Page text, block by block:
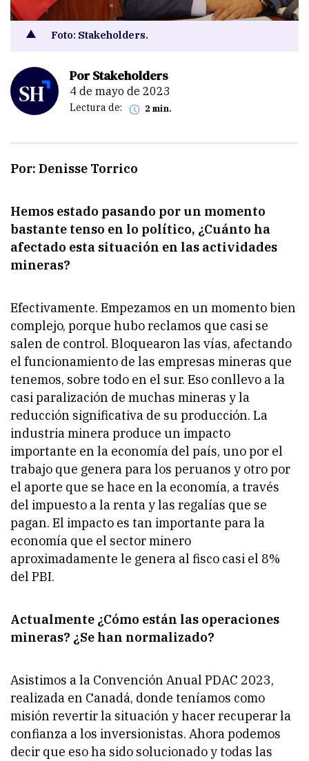
Foto: Stakeholders.
Por Stakeholders
4 de mayo de 2023
Lectura de: 2 min.
Por: Denisse Torrico
Hemos estado pasando por un momento
bastante tenso en lo político, ¿Cuánto ha
afectado esta situación en las actividades
mineras?
Efectivamente. Empezamos en un momento bien
complejo, porque hubo reclamos que casi se
salen de control. Bloquearon las vías, afectando
el funcionamiento de las empresas mineras que
tenemos, sobre todo en el sur. Eso conllevo a la
casi paralización de muchas mineras y la
reducción significativa de su producción. La
industria minera produce un impacto
importante en la economía del país, uno por el
trabajo que genera para los peruanos y otro por
el aporte que se hace en la economía, a través
del impuesto a la renta y las regalías que se
pagan. El impacto es tan importante para la
economía que el sector minero
aproximadamente le genera al fisco casi el 8%
del PBI.
Actualmente ¿Cómo están las operaciones
mineras? ¿Se han normalizado?
Asistimos a la Convención Anual PDAC 2023,
realizada en Canadá, donde teníamos como
misión revertir la situación y hacer recuperar la
confianza a los inversionistas. Ahora podemos
decir que eso ha sido solucionado y todas las